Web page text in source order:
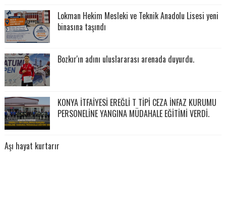
Lokman Hekim Mesleki ve Teknik Anadolu Lisesi yeni
binasına taşındı
Bozkır'ın adını uluslararası arenada duyurdu.
KONYA İTFAİYESİ EREĞLİ T TİPİ CEZA İNFAZ KURUMU
PERSONELİNE YANGINA MÜDAHALE EĞİTİMİ VERDİ.
Aşı hayat kurtarır